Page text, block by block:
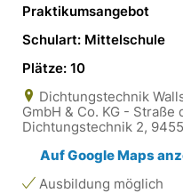
Praktikumsangebot
Schulart: Mittelschule
Plätze: 10
Dichtungstechnik
GmbH & Co. KG - Straße
Dichtungstechnik 2,
Auf Google Maps
Ausbildung möglich